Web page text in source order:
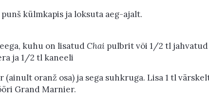
külmkapis ja loksuta aeg-ajalt.
kuhu on lisatudChai pulbrit või 1/2 tl jahvatud
ja 1/2 tl kaneeli
oranž osa) ja sega suhkruga. Lisa 1 tl
Grand Marnier.